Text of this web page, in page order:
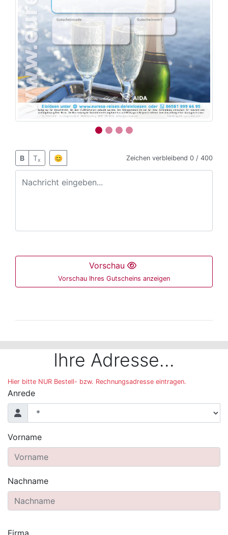
B Tx 😊 Zeichen verbleibend 0 / 400
Vorschau
Vorschau Ihres Gutscheins anzeigen
Der folgende Bereich ist nur mit der Maus
Ihre Adresse...
Hier bitte NUR Bestell- bzw. Rechnungsadresse eintragen.
Anrede
Vorname
Nachname
Firma